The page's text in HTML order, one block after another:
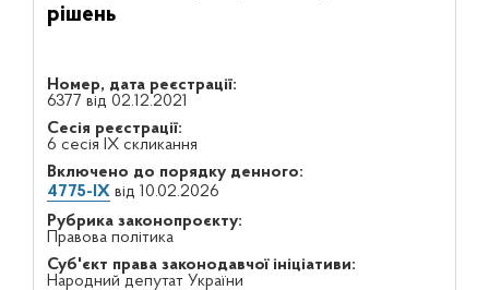
рішень
Номер, дата реєстрації:
6377 від 02.12.2021
Сесія реєстрації:
6 сесія IX скликання
Включено до порядку денного:
4775-IXвід 10.02.2026
Рубрика законопроєкту:
Правова політика
Суб'єкт права законодавчої ініціативи:
Народний депутат України